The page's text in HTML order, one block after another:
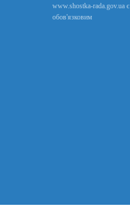
www.shostka-rada.gov.ua є
обов'язковим